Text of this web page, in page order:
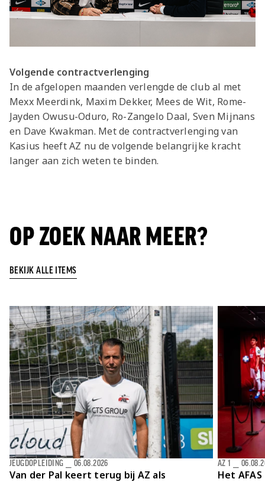
Volgende contractverlenging
In de afgelopen maanden verlengde de club al met
Mexx Meerdink, Maxim Dekker, Mees de Wit, Rome-
Jayden Owusu-Oduro, Ro-Zangelo Daal, Sven Mijnans
en Dave Kwakman. Met de contractverlenging van
Kasius heeft AZ nu de volgende belangrijke kracht
langer aan zich weten te binden.
OP ZOEK NAAR MEER?
BEKIJK ALLE ITEMS
Van der Pal keert terug bij AZ als
JEUGDOPLEIDING 06.08.2026
Het
AZ 1